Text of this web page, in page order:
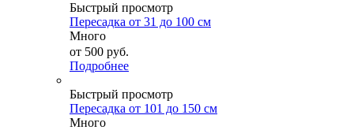
Быстрый просмотр
Пересадка от 31 до 100 см
Много
от 500 руб.
Подробнее
Быстрый просмотр
Пересадка от 101 до 150 см
Много